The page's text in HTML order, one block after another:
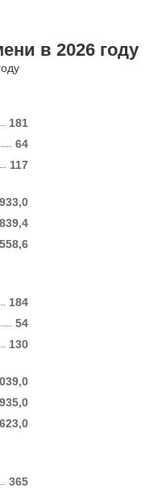
в 2026 году
181
117
64
933,0
839,4
558,6
184
130
54
935,0
623,0
365